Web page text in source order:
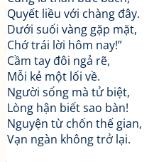
Quyết liều với chàng đây.
Dưới suối vàng gặp mặt,
Chớ trái lời hôm nay!”
Cầm tay đôi ngả rẽ,
Mỗi kẻ một lối về.
Người sống mà tử biệt,
Lòng hận biết sao bàn!
Nguyện từ chốn thế gian,
Vạn ngàn không trở lại.